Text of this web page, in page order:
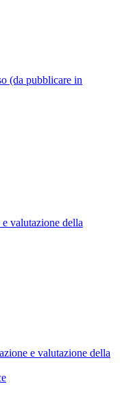
(da pubblicare in
valutazione della
e valutazione della